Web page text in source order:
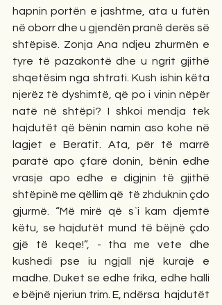
hapnin portën e jashtme, ata u futën
në oborr dhe u gjendën pranë derës së
shtëpisë. Zonja Ana ndjeu zhurmën e
tyre të pazakontë dhe u ngrit gjithë
shqetësim nga shtrati. Kush ishin këta
njerëz të dyshimtë, që po i vinin nëpër
natë në shtëpi? I shkoi mendja tek
hajdutët që bënin namin aso kohe në
lagjet e Beratit. Ata, për të marrë
paratë apo çfarë donin, bënin edhe
vrasje apo edhe e digjnin të gjithë
shtëpinë me qëllim që  të zhduknin çdo
gjurmë. “Më mirë që s`i kam djemtë
këtu, se hajdutët mund të bëjnë çdo
gjë të keqe!”, - tha me vete dhe
kushedi pse iu ngjall një kurajë e
madhe. Duket se edhe frika, edhe halli
e bëjnë njeriun trim. E, ndërsa  hajdutët